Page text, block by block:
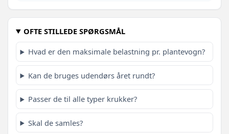
OFTE STILLEDE SPØRGSMÅL
Hvad er den maksimale belastning pr. plantevogn?
Kan de bruges udendørs året rundt?
Passer de til alle typer krukker?
Skal de samles?